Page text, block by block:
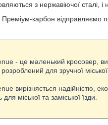
з нержавіючої сталі,
Преміум-карбон відправляємо
- це маленький кросовер,
для зручної міської
вирізняється надійністю,
міської та заміської їзди.